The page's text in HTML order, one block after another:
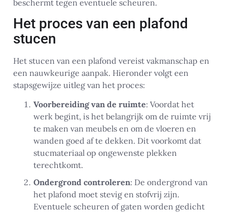
beschermt tegen eventuele scheuren.
Het proces van een plafond
stucen
Het stucen van een plafond vereist vakmanschap en
een nauwkeurige aanpak. Hieronder volgt een
stapsgewijze uitleg van het proces:
Voorbereiding van de ruimte: Voordat het
werk begint, is het belangrijk om de ruimte vrij
te maken van meubels en om de vloeren en
wanden goed af te dekken. Dit voorkomt dat
stucmateriaal op ongewenste plekken
terechtkomt.
Ondergrond controleren: De ondergrond van
het plafond moet stevig en stofvrij zijn.
Eventuele scheuren of gaten worden gedicht